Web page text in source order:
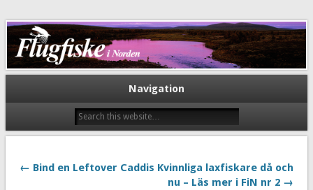
Flugfiske i Norden
Navigation
← Bind en Leftover Caddis Kvinnliga laxfiskare då och
nu – Läs mer i FiN nr 2 →